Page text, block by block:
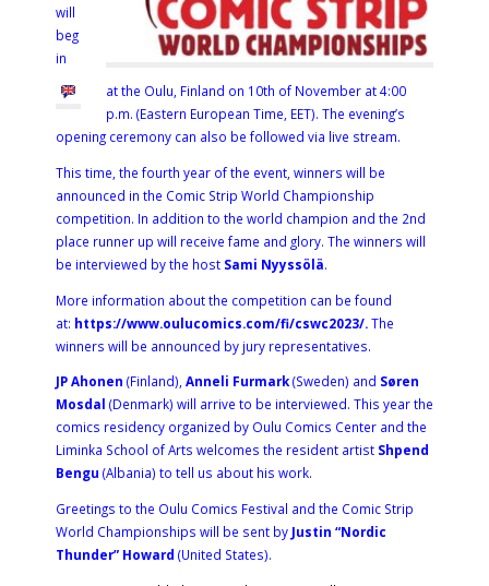
will
beg
in
at the Oulu, Finland on 10th of November at 4:00
p.m. (Eastern European Time, EET). The evening’s
opening ceremony can also be followed via live stream.
This time, the fourth year of the event, winners will be
announced in the Comic Strip World Championship
competition. In addition to the world champion and the 2nd
place runner up will receive fame and glory. The winners will
be interviewed by the host Sami Nyyssölä.
More information about the competition can be found
at: https://www.oulucomics.com/fi/cswc2023/.The
winners will be announced by jury representatives.
JP Ahonen (Finland), Anneli Furmark(Sweden) and Søren
Mosdal (Denmark) will arrive to be interviewed. This year the
comics residency organized by Oulu Comics Center and the
Liminka School of Arts welcomes the resident artist Shpend
Bengu (Albania) to tell us about his work.
Greetings to the Oulu Comics Festival and the Comic Strip
World Championships will be sent by Justin “Nordic
Thunder” Howard (United States).